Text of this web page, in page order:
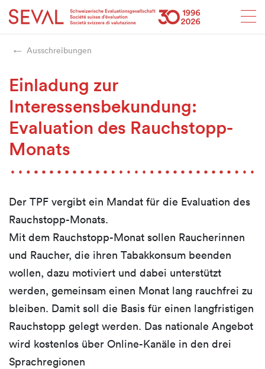
Startseite
Weiter zur Hauptnavigation
Weiter zum Inhalt
Weiter zur Kontaktseite
Weiter zur Sitemap
Weiter zur Suche
Weiter zum Login SEVAL
Ausschreibungen
Einladung zur
Interessensbekundung:
Evaluation des Rauchstopp-
Monats
Der TPF vergibt ein Mandat für die Evaluation des
Rauchstopp-Monats.
Mit dem Rauchstopp-Monat sollen Raucherinnen
und Raucher, die ihren Tabakkonsum beenden
wollen, dazu motiviert und dabei unterstützt
werden, gemeinsam einen Monat lang rauchfrei zu
bleiben. Damit soll die Basis für einen langfristigen
Rauchstopp gelegt werden. Das nationale Angebot
wird kostenlos über Online-Kanäle in den drei
Sprachregionen